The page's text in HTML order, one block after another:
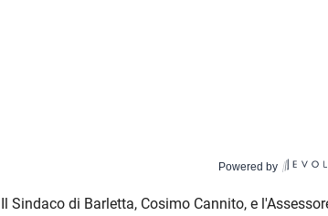
Powered by
Il Sindaco di Barletta, Cosimo Cannito, e